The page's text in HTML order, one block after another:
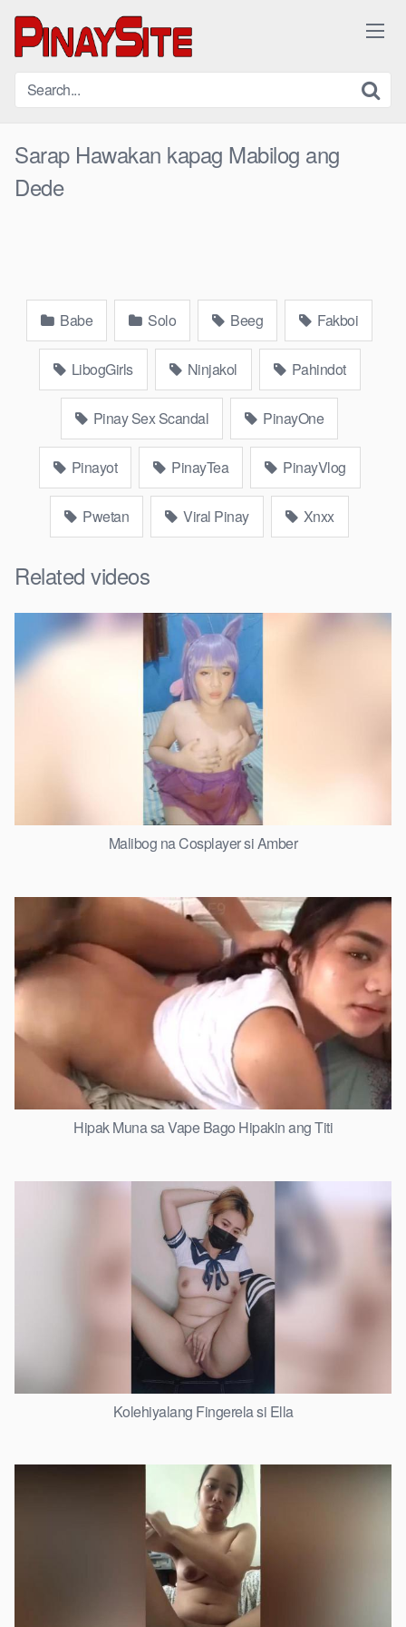
content
Sarap Hawakan kapag Mabilog ang
Dede
Babe Solo Beeg Fakboi
LibogGirls Ninjakol Pahindot
Pinay Sex Scandal PinayOne
Pinayot PinayTea PinayVlog
Pwetan Viral Pinay Xnxx
Related videos
Malibog na Cosplayer si Amber
Hipak Muna sa Vape Bago Hipakin ang Titi
Kolehiyalang Fingerela si Ella